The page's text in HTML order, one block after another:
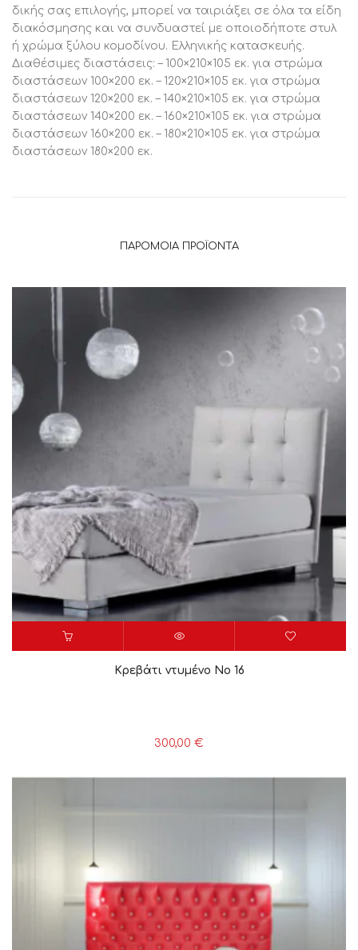
δικής σας επιλογής, μπορεί να ταιριάξει σε όλα τα είδη
διακόσμησης και να συνδυαστεί με οποιοδήποτε στυλ
ή χρώμα ξύλου κομοδίνου. Ελληνικής κατασκευής.
Διαθέσιμες διαστάσεις: – 100×210×105 εκ. για στρώμα
διαστάσεων 100×200 εκ. – 120×210×105 εκ. για στρώμα
διαστάσεων 120×200 εκ. – 140×210×105 εκ. για στρώμα
διαστάσεων 140×200 εκ. – 160×210×105 εκ. για στρώμα
διαστάσεων 160×200 εκ. – 180×210×105 εκ. για στρώμα
διαστάσεων 180×200 εκ.
ΠΑΡΌΜΟΙΑ ΠΡΟΪΌΝΤΑ
Κρεβάτι ντυμένο Νο 16
300,00 €